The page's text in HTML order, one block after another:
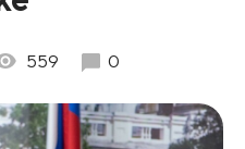
559 0